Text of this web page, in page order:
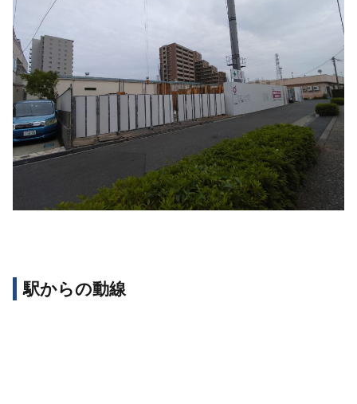
駅からの動線